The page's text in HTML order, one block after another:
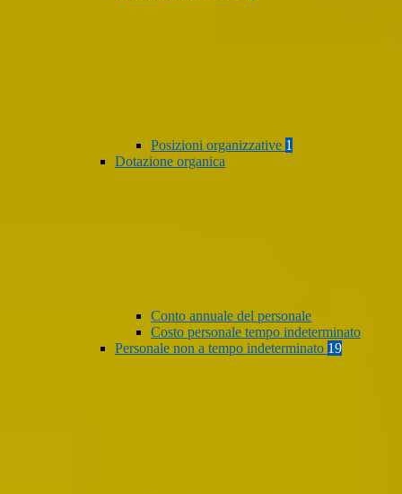
Posizioni organizzative 1
Dotazione organica
Conto annuale del personale
Costo personale tempo indeterminato
Personale non a tempo indeterminato 19